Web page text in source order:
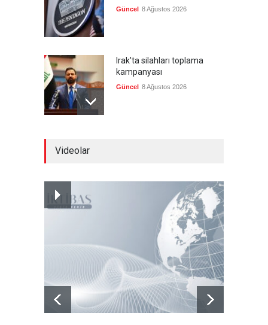
Güncel 8 Ağustos 2026
Irak'ta silahları toplama
kampanyası
Güncel 8 Ağustos 2026
Gazze'de hayata tutunmak
8 Ağustos 2026
Videolar